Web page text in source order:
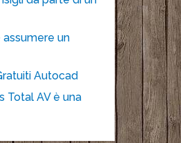
assumere un
Autocad
Total AV è una